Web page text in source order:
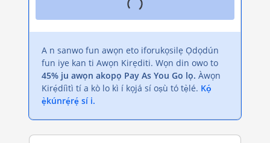
A n sanwo fun awọn eto iforukọsilẹ Ọdọdún
fun iye kan ti Awọn Kirẹditi. Wọn din owo to
45% ju awọn akopọ Pay As You Go lọ. Àwọn
Kirẹ́díìtì tí a kò lo kì í kọjá sí oṣù tó tẹ̀lé. Kọ́
ẹ̀kúnrẹ́rẹ́ sí i.